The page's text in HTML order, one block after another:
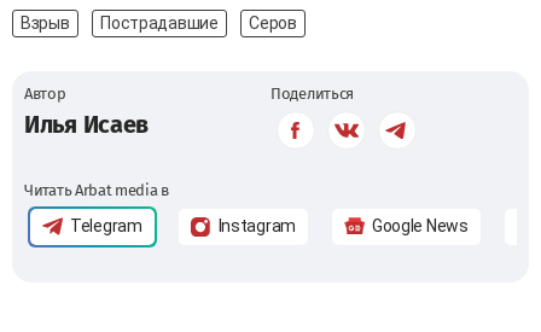
Взрыв Пострадавшие Серов
Автор
Илья Исаев
Поделиться
Читать Arbat media в
Telegram Instagram Google News